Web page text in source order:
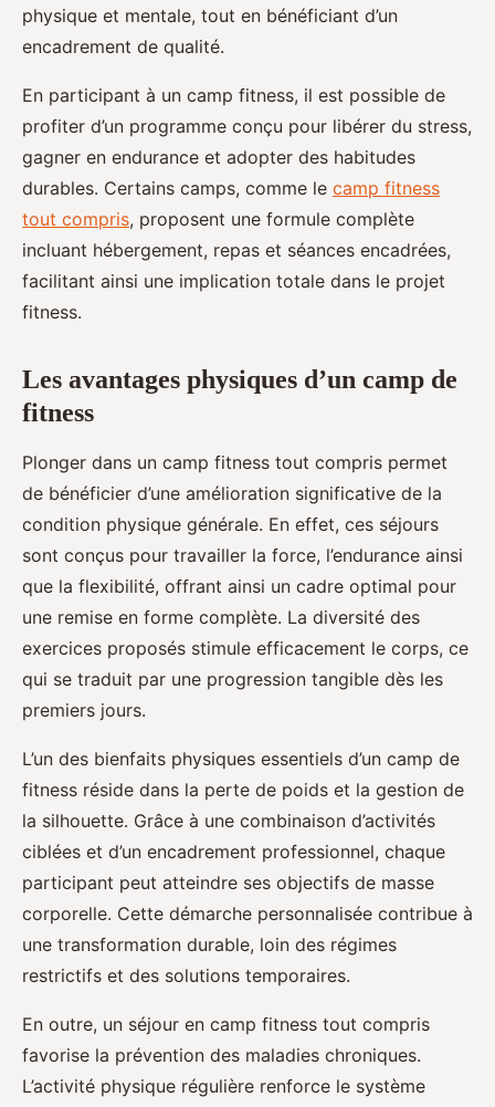
physique et mentale, tout en bénéficiant d’un
encadrement de qualité.
En participant à un camp fitness, il est possible de
profiter d’un programme conçu pour libérer du stress,
gagner en endurance et adopter des habitudes
durables. Certains camps, comme le camp fitness
tout compris, proposent une formule complète
incluant hébergement, repas et séances encadrées,
facilitant ainsi une implication totale dans le projet
fitness.
Les avantages physiques d’un camp de
fitness
Plonger dans un camp fitness tout compris permet
de bénéficier d’une amélioration significative de la
condition physique générale. En effet, ces séjours
sont conçus pour travailler la force, l’endurance ainsi
que la flexibilité, offrant ainsi un cadre optimal pour
une remise en forme complète. La diversité des
exercices proposés stimule efficacement le corps, ce
qui se traduit par une progression tangible dès les
premiers jours.
L’un des bienfaits physiques essentiels d’un camp de
fitness réside dans la perte de poids et la gestion de
la silhouette. Grâce à une combinaison d’activités
ciblées et d’un encadrement professionnel, chaque
participant peut atteindre ses objectifs de masse
corporelle. Cette démarche personnalisée contribue à
une transformation durable, loin des régimes
restrictifs et des solutions temporaires.
En outre, un séjour en camp fitness tout compris
favorise la prévention des maladies chroniques.
L’activité physique régulière renforce le système